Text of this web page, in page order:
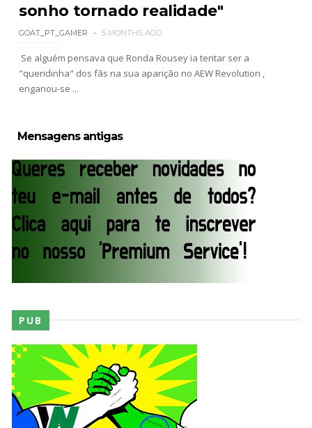
WWE SummerSlam 2026 - Sunday
Unknown- Aug 02 2026
WWE Main Event, July 30, 2026
Lucha Libre AAA: Verano De Escándalo 2026 -
Semana 2
Unknown-Aug 02 2026
Semana em Sexyness No.52
SCSA867-Aug 02 2026
WWE SummerSlam 2026 - Saturday
Unknown
WWE Friday Night Smackdown 31 July 2026
Unknown-Aug 01 2026
sonho tornado realidade"
GOAT_PT_GAMER 5 MONTHS AGO
Se alguém pensava que Ronda Rousey ia tentar ser a
"queridinha" dos fãs na sua aparição no AEW Revolution ,
enganou-se ...
Mensagens antigas
PUB